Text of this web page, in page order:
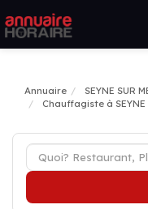
Annuaire SEYNE SUR
Chauffagiste à SEYNE